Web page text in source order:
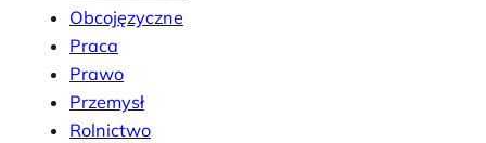
Obcojęzyczne
Praca
Prawo
Przemysł
Rolnictwo